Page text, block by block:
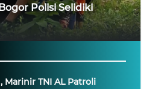
Polisi Selidiki
Marinir TNI AL Patroli